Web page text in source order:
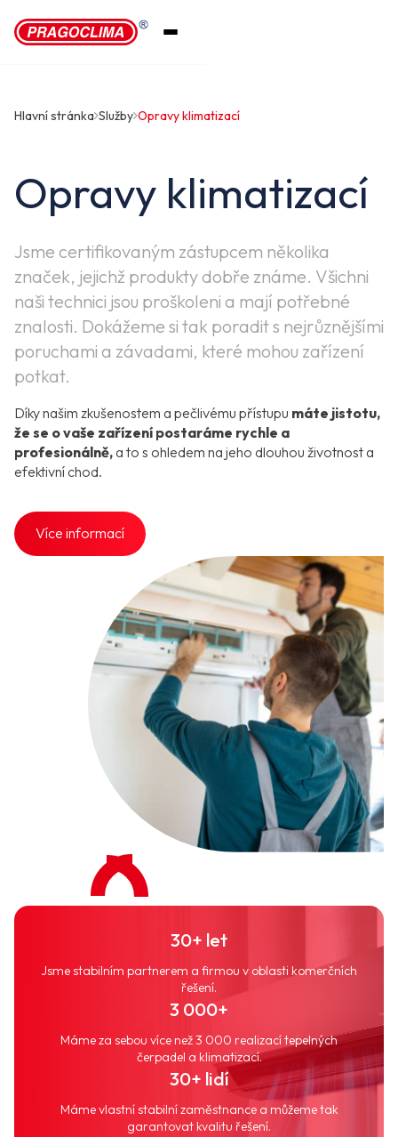
Hlavní stránka Služby Opravy klimatizací
Opravy klimatizací
Jsme certifikovaným zástupcem několika
značek, jejichž produkty dobře známe. Všichni
naši technici jsou proškoleni a mají potřebné
znalosti. Dokážeme si tak poradit s nejrůznějšími
poruchami a závadami, které mohou zařízení
potkat.
Díky našim zkušenostem a pečlivému přístupu máte jistotu,
že se o vaše zařízení postaráme rychle a
profesionálně,a to s ohledem na jeho dlouhou životnost a
efektivní chod.
Více informací
30+ let
Jsme stabilním partnerem a firmou v oblasti komerčních
řešení.
3 000+
Máme za sebou více než 3 000 realizací tepelných
čerpadel a klimatizací.
30+ lidí
Máme vlastní stabilní zaměstnance a můžeme tak
garantovat kvalitu řešení.